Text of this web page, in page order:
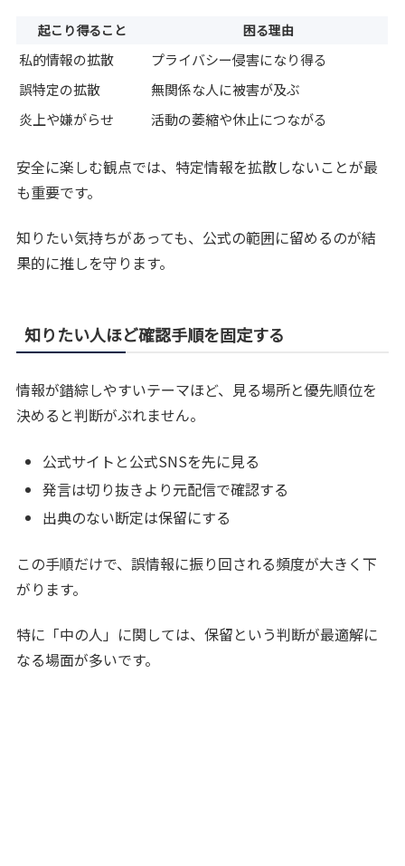
起こり得ること 困る理由
私的情報の拡散
プライバシー侵害になり得る
誤特定の拡散
無関係な人に被害が及ぶ
炎上や嫌がらせ
活動の萎縮や休止につながる
安全に楽しむ観点では、特定情報を拡散しないことが最
も重要です。
知りたい気持ちがあっても、公式の範囲に留めるのが結
果的に推しを守ります。
知りたい人ほど確認手順を固定する
情報が錯綜しやすいテーマほど、見る場所と優先順位を
決めると判断がぶれません。
公式サイトと公式SNSを先に見る
発言は切り抜きより元配信で確認する
出典のない断定は保留にする
この手順だけで、誤情報に振り回される頻度が大きく下
がります。
特に「中の人」に関しては、保留という判断が最適解に
なる場面が多いです。